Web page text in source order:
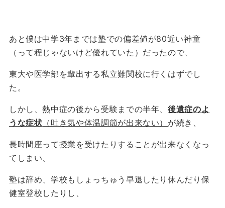
あと僕は中学3年までは塾での偏差値が80近い神童
（って程じゃないけど優れていた）だったので、
東大や医学部を輩出する私立難関校に行くはずでし
た。
しかし、熱中症の後から受験までの半年、後遺症のよ
うな症状 （吐き気や体温調節が出来ない） が続き、
長時間座って授業を受けたりすることが出来なくなっ
てしまい、
塾は辞め、学校もしょっちゅう早退したり休んだり保
健室登校したりし、